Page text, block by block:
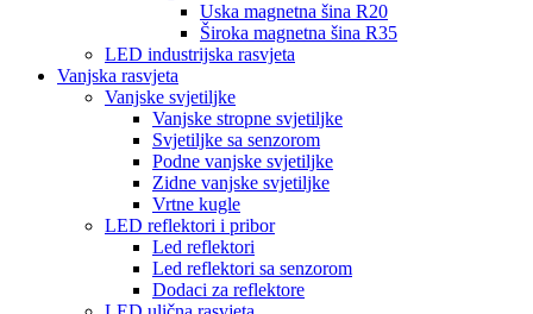
Uska magnetna šina R20
Široka magnetna šina R35
LED industrijska rasvjeta
Vanjska rasvjeta
Vanjske svjetiljke
Vanjske stropne svjetiljke
Svjetiljke sa senzorom
Podne vanjske svjetiljke
Zidne vanjske svjetiljke
Vrtne kugle
LED reflektori i pribor
Led reflektori
Led reflektori sa senzorom
Dodaci za reflektore